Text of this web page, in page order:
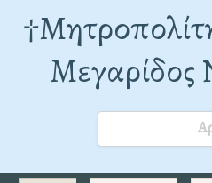
Μεγαρίδος